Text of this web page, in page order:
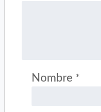
Nombre *